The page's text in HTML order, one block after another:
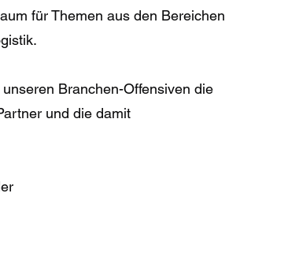
für Themen aus den Bereichen
Branchen-Offensiven die
und die damit